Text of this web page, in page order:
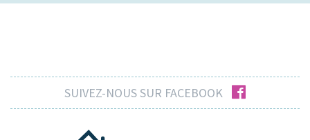
SUIVEZ-NOUS SUR FACEBOOK facebook